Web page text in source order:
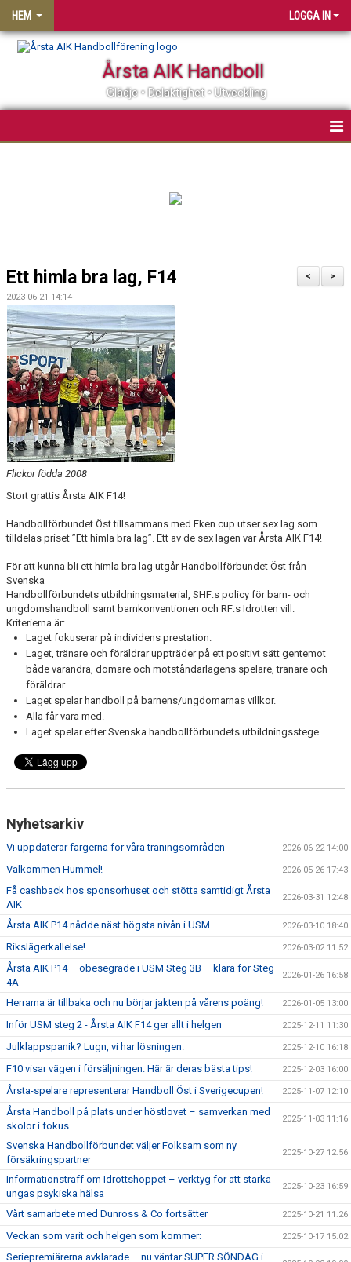
HEM LOGGA IN
Årsta AIK Handboll
Glädje • Delaktighet • Utveckling
KLUBBSHOP
PARTNER
LEDARGUIDEN
>
<
Ett himla bra lag, F14
2023-06-21 14:14
Flickor födda 2008
Stort grattis Årsta AIK F14!
Handbollförbundet Öst tillsammans med Eken cup utser sex lag som
tilldelas priset ”Ett himla bra lag”. Ett av de sex lagen var Årsta AIK F14!
För att kunna bli ett himla bra lag utgår Handbollförbundet Öst från
Svenska
Handbollförbundets utbildningsmaterial, SHF:s policy för barn- och
ungdomshandboll samt barnkonventionen och RF:s Idrotten vill.
Kriterierna är:
Laget fokuserar på individens prestation.
Laget, tränare och föräldrar uppträder på ett positivt sätt gentemot
både varandra, domare och motståndarlagens spelare, tränare och
föräldrar.
Laget spelar handboll på barnens/ungdomarnas villkor.
Alla får vara med.
Laget spelar efter Svenska handbollförbundets utbildningsstege.
Nyhetsarkiv
Vi uppdaterar färgerna för våra träningsområden 2026-06-22 14:00
Välkommen Hummel! 2026-05-26 17:43
Få cashback hos sponsorhuset och stötta samtidigt Årsta
AIK
2026-03-31 12:48
Årsta AIK P14 nådde näst högsta nivån i USM 2026-03-10 18:40
Rikslägerkallelse! 2026-03-02 11:52
Årsta AIK P14 – obesegrade i USM Steg 3B – klara för Steg
4A
2026-01-26 16:58
Herrarna är tillbaka och nu börjar jakten på vårens poäng! 2026-01-05 13:00
Inför USM steg 2 - Årsta AIK F14 ger allt i helgen 2025-12-11 11:30
Julklappspanik? Lugn, vi har lösningen. 2025-12-10 16:18
F10 visar vägen i försäljningen. Här är deras bästa tips! 2025-12-03 16:00
Årsta-spelare representerar Handboll Öst i Sverigecupen! 2025-11-07 12:10
Årsta Handboll på plats under höstlovet – samverkan med
skolor i fokus
2025-11-03 11:16
Svenska Handbollförbundet väljer Folksam som ny
försäkringspartner
2025-10-27 12:56
Informationsträff om Idrottshoppet – verktyg för att stärka
ungas psykiska hälsa
2025-10-23 16:59
Vårt samarbete med Dunross & Co fortsätter 2025-10-21 11:26
Veckan som varit och helgen som kommer: 2025-10-17 15:02
Seriepremiärerna avklarade – nu väntar SUPER SÖNDAG i